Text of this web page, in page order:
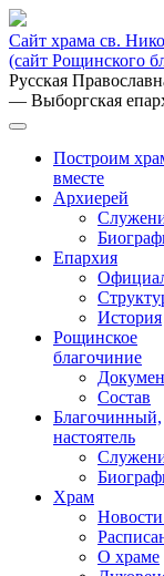
Сайт храма св.
(сайт Рощинского
Русская
— Выборгская
Построим
вместе
Архиерей
Епархия
История
Рощинское
благочиние
Состав
Благочинный,
настоятель
Храм
О храме